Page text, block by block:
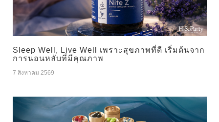
Sleep Well, Live Well เพราะสุขภาพที่ดี เริ่มต้นจาก
การนอนหลับที่มีคุณภาพ
7 สิงหาคม 2569